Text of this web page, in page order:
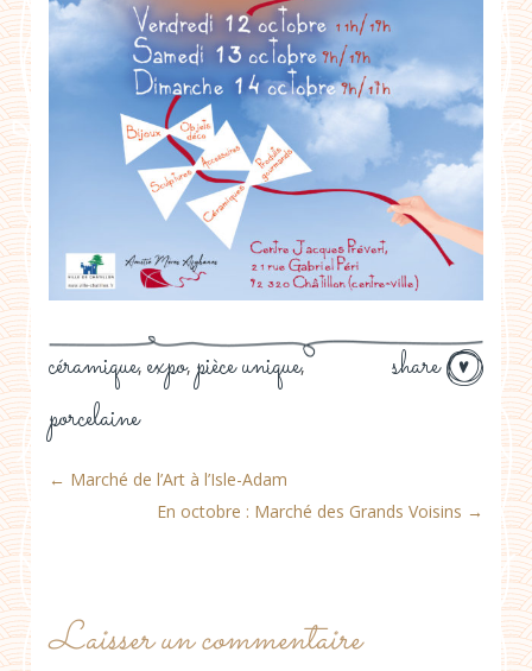
share
céramique, expo, pièce unique,
porcelaine
← Marché de l’Art à l’Isle-Adam
En octobre : Marché des Grands Voisins →
Laisser un commentaire